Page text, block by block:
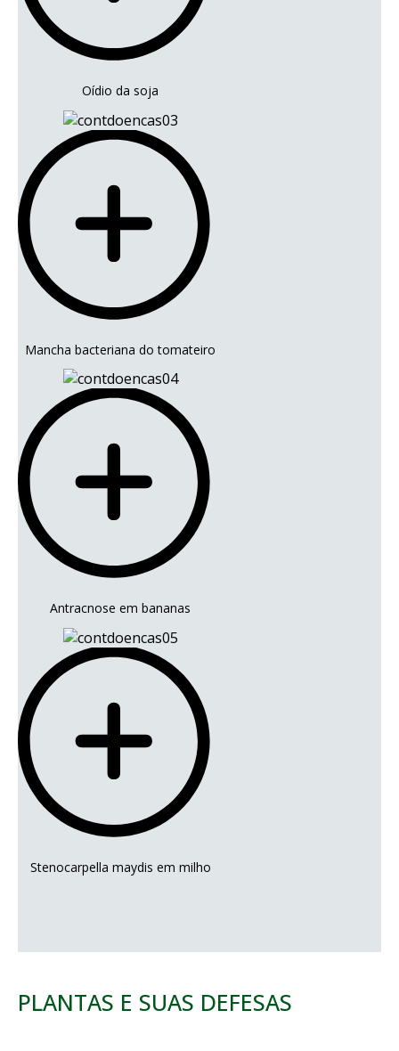
Oídio da soja
Mancha bacteriana do tomateiro
Antracnose em bananas
Stenocarpella maydis em milho
PLANTAS E SUAS DEFESAS